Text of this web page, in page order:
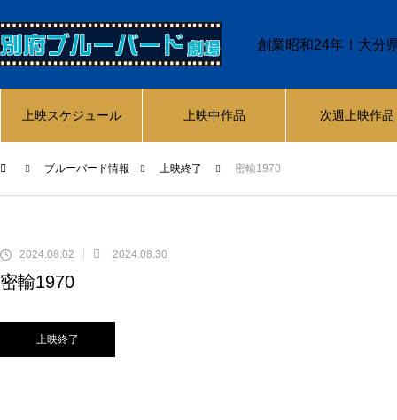
創業昭和24年！大分
上映スケジュール 上映中作品 次週上映作品
ブルーバード情報 上映終了 密輸1970
2024.08.02 2024.08.30
密輸1970
上映終了